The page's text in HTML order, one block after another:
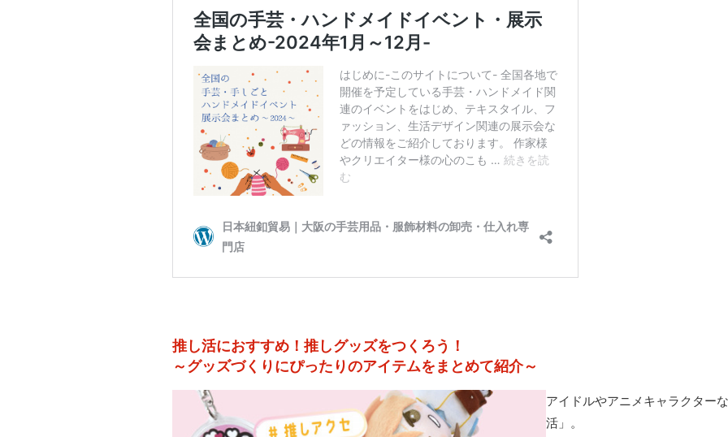
推し活におすすめ！推しグッズをつくろう！
～グッズづくりにぴったりのアイテムをまとめて紹介～
アイドルやアニメキャラクター
活」。